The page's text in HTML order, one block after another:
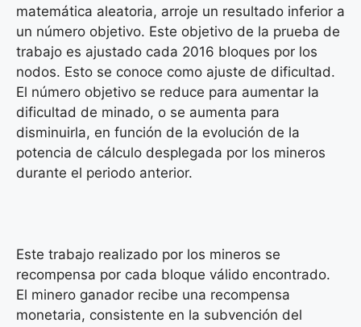
matemática aleatoria, arroje un resultado inferior a
un número objetivo. Este objetivo de la prueba de
trabajo es ajustado cada 2016 bloques por los
nodos. Esto se conoce como ajuste de dificultad.
El número objetivo se reduce para aumentar la
dificultad de minado, o se aumenta para
disminuirla, en función de la evolución de la
potencia de cálculo desplegada por los mineros
durante el periodo anterior.
Este trabajo realizado por los mineros se
recompensa por cada bloque válido encontrado.
El minero ganador recibe una recompensa
monetaria, consistente en la subvención del